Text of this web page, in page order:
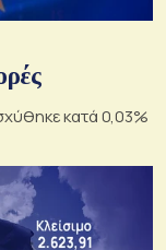
κατά 0,03%